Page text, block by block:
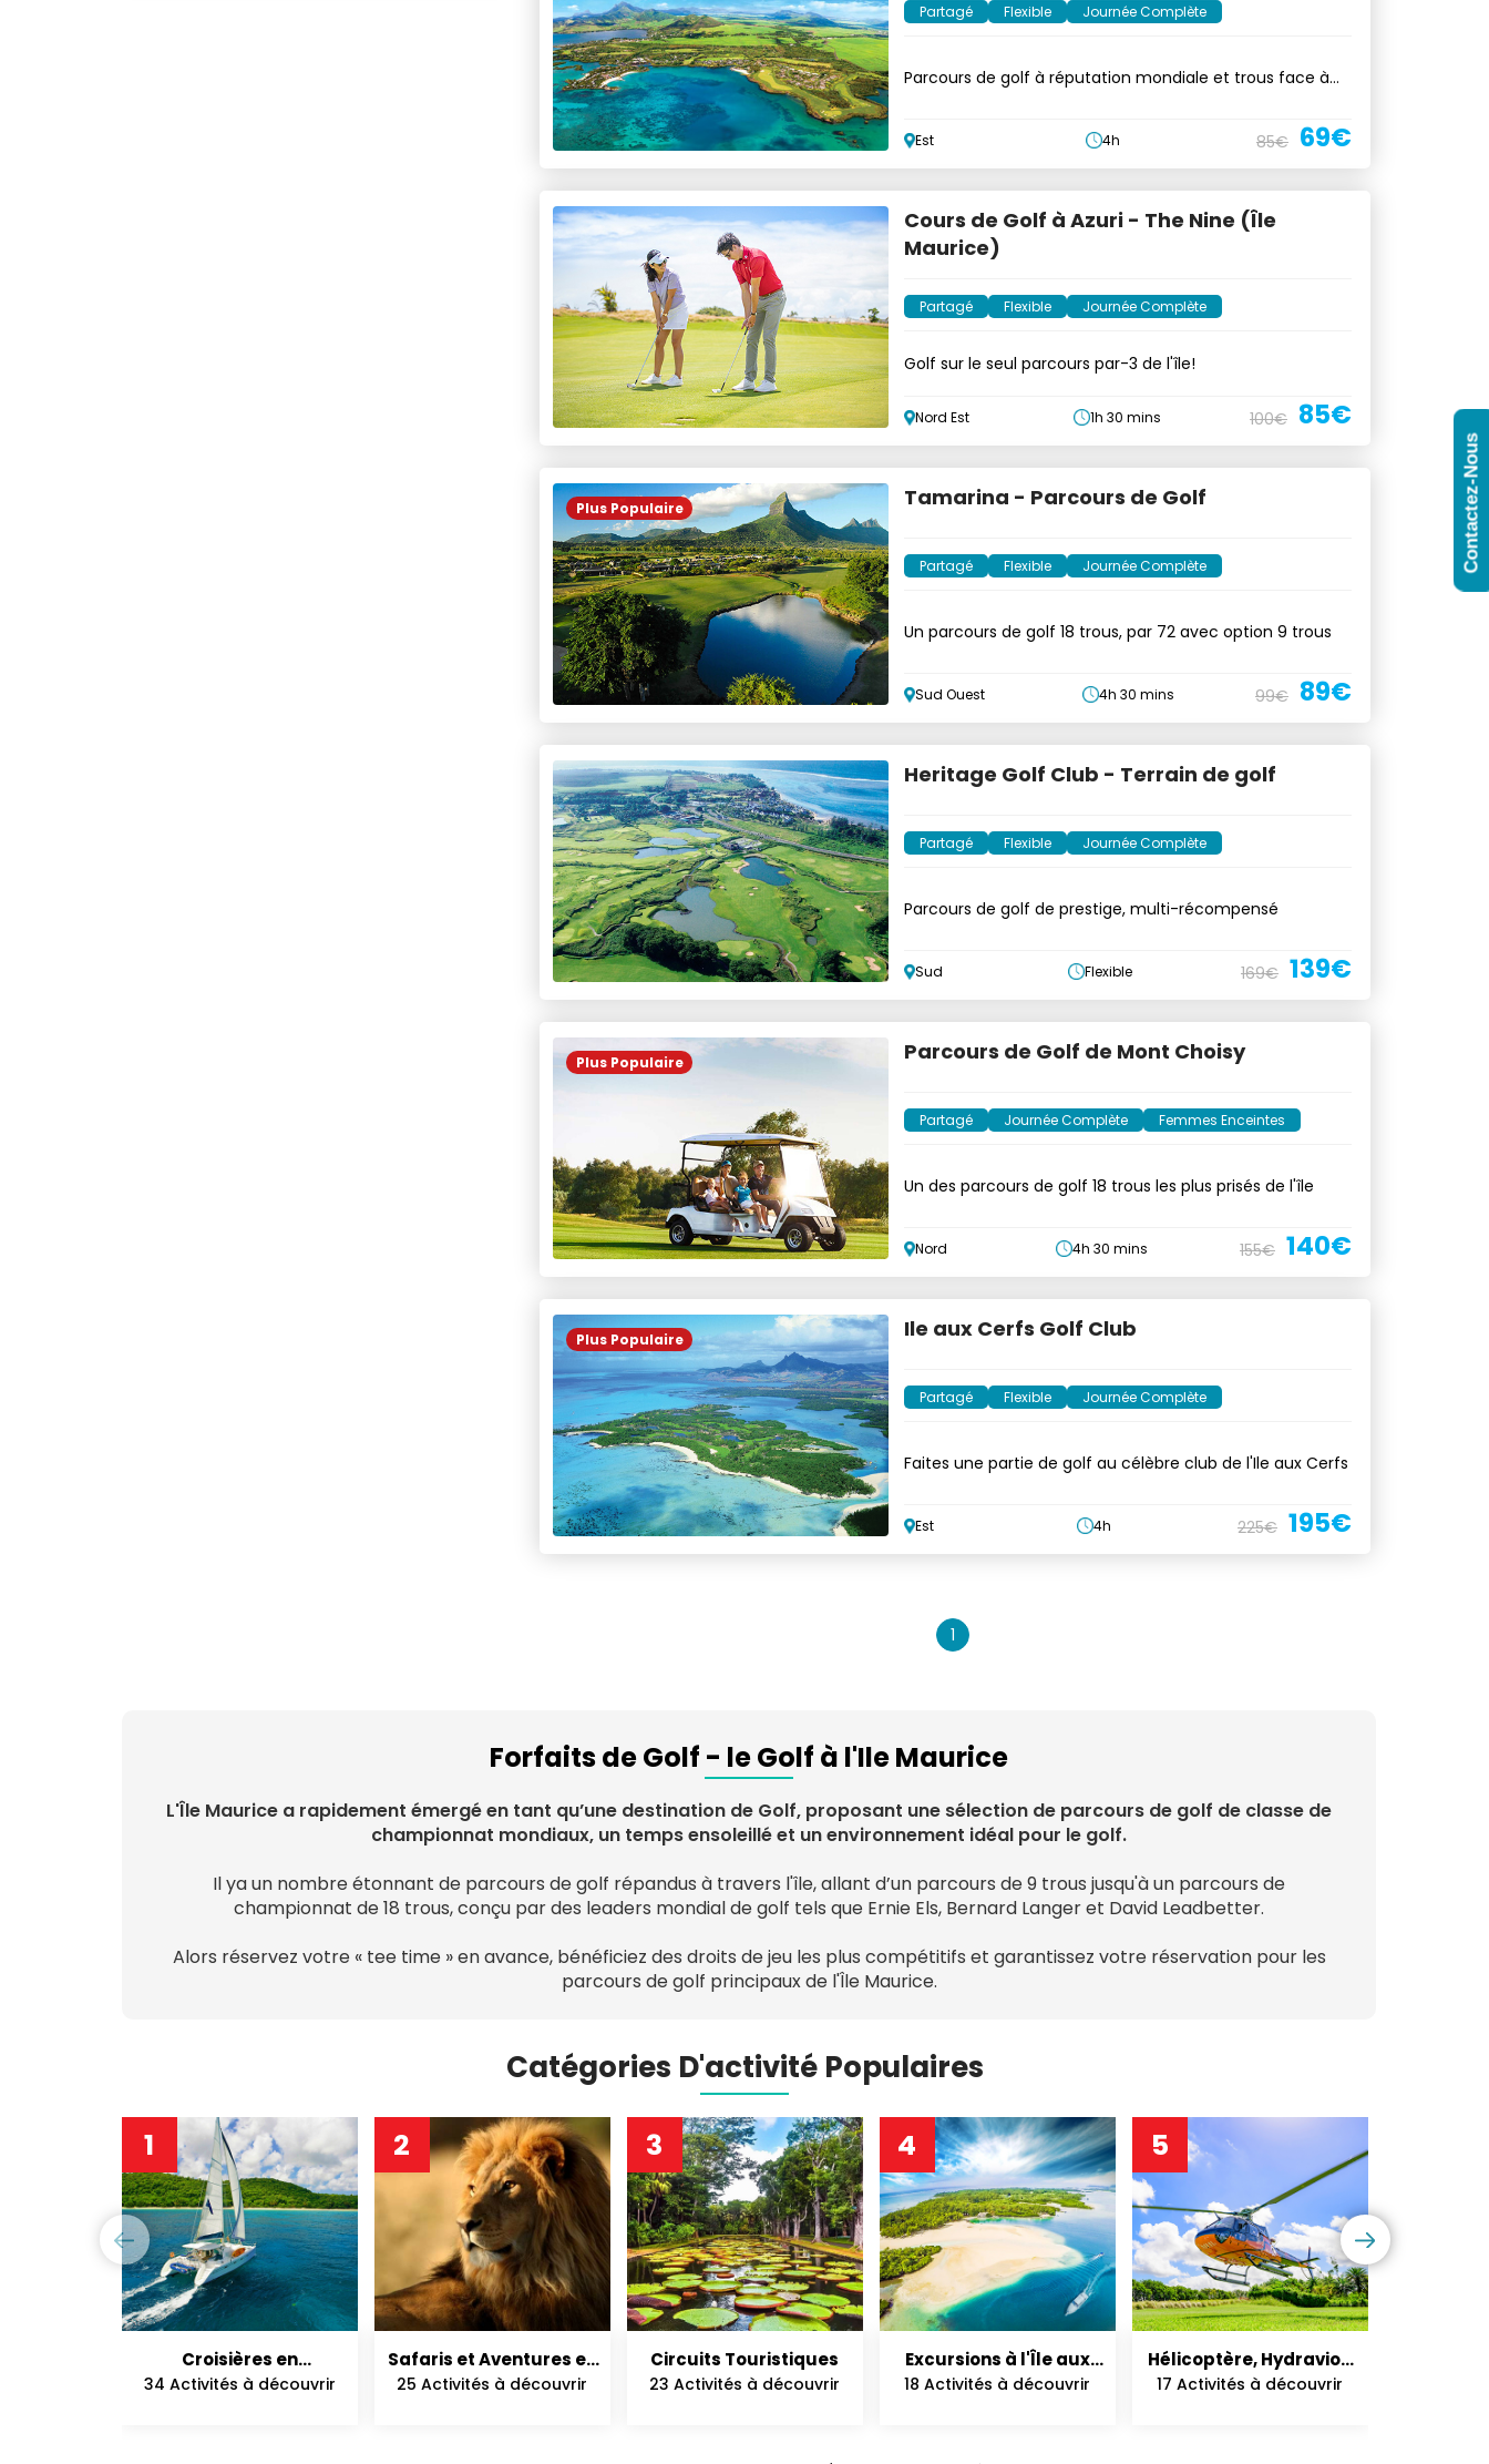
Partagé Flexible Journée Complète
Parcours de golf à réputation mondiale et trous face à
Est 4h 85€ 69€
Cours de Golf à Azuri - The Nine (Île
Maurice)
Partagé Flexible Journée Complète
Golf sur le seul parcours par-3 de l'île!
Nord Est 1h 30 mins 100€ 85€
Plus Populaire Tamarina - Parcours de Golf
Partagé Flexible Journée Complète
Un parcours de golf 18 trous, par 72 avec option 9 trous
Sud Ouest 4h 30 mins 99€ 89€
Heritage Golf Club - Terrain de golf
Partagé Flexible Journée Complète
Parcours de golf de prestige, multi-récompensé
Sud Flexible 169€ 139€
Plus Populaire Parcours de Golf de Mont Choisy
Partagé Journée Complète Femmes Enceintes
Un des parcours de golf 18 trous les plus prisés de l'île
Nord 4h 30 mins 155€ 140€
Plus Populaire Ile aux Cerfs Golf Club
Partagé Flexible Journée Complète
Faites une partie de golf au célèbre club de l'Ile aux Cerfs
Est 4h 225€ 195€
1
Forfaits de Golf - le Golf à l'Ile Maurice
L'Île Maurice a rapidement émergé en tant qu’une destination de Golf, proposant une sélection de parcours de golf de classe de
championnat mondiaux, un temps ensoleillé et un environnement idéal pour le golf.
Il ya un nombre étonnant de parcours de golf répandus à travers l'île, allant d’un parcours de 9 trous jusqu'à un parcours de
championnat de 18 trous, conçu par des leaders mondial de golf tels que Ernie Els, Bernard Langer et David Leadbetter.
Alors réservez votre « tee time » en avance, bénéficiez des droits de jeu les plus compétitifs et garantissez votre réservation pour les
parcours de golf principaux de l'Île Maurice.
Catégories D'activité Populaires
1
Croisières en
Catamaran
34 Activités à découvrir
2
Safaris et Aventures en
Nature
25 Activités à découvrir
3
Circuits Touristiques
23 Activités à découvrir
4
Excursions à l'Île aux
Cerfs
18 Activités à découvrir
5
Hélicoptère, Hydravion
et Parachutisme
17 Activités à découvrir
Contactez-Nous